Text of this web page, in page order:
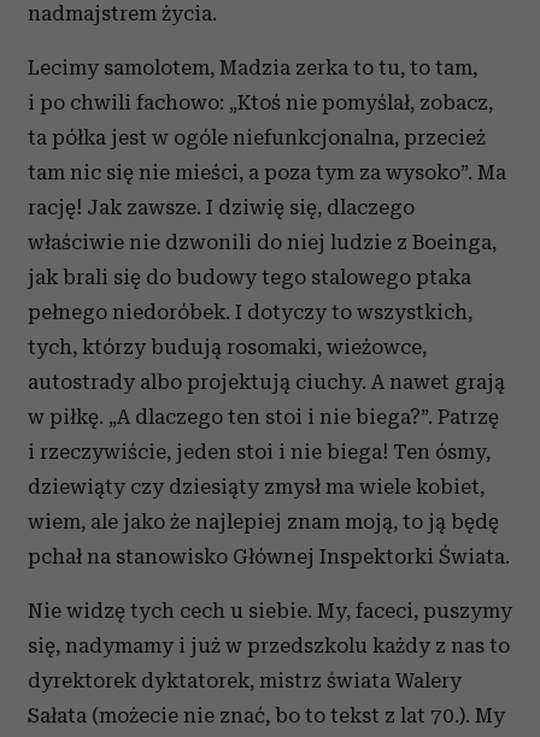
nadmajstrem życia.
Lecimy samolotem, Madzia zerka to tu, to tam,
i po chwili fachowo: „Ktoś nie pomyślał, zobacz,
ta półka jest w ogóle niefunkcjonalna, przecież
tam nic się nie mieści, a poza tym za wysoko”. Ma
rację! Jak zawsze. I dziwię się, dlaczego
właściwie nie dzwonili do niej ludzie z Boeinga,
jak brali się do budowy tego stalowego ptaka
pełnego niedoróbek. I dotyczy to wszystkich,
tych, którzy budują rosomaki, wieżowce,
autostrady albo projektują ciuchy. A nawet grają
w piłkę. „A dlaczego ten stoi i nie biega?”. Patrzę
i rzeczywiście, jeden stoi i nie biega! Ten ósmy,
dziewiąty czy dziesiąty zmysł ma wiele kobiet,
wiem, ale jako że najlepiej znam moją, to ją będę
pchał na stanowisko Głównej Inspektorki Świata.
Nie widzę tych cech u siebie. My, faceci, puszymy
się, nadymamy i już w przedszkolu każdy z nas to
dyrektorek dyktatorek, mistrz świata Walery
Sałata (możecie nie znać, bo to tekst z lat 70.). My